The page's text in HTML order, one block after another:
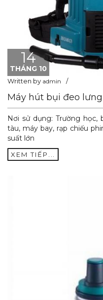
14
THÁNG 10
Written by admin
Máy hút bụi đeo
Nơi sử dụng: Trường học,
tàu, máy bay, rạp chiếu
suất lớn
XEM TIẾP...